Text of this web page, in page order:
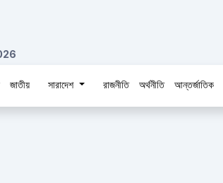
জাতীয় সারাদেশ রাজনীতি অর্থনীতি আন্তর্জাতিক